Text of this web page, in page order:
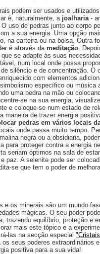
podem ser usados e
é, naturalmente, a joalharia -
uso de pedras junto ao corpo
a sua energia. Uma opção
na carteira ou na bolsa. Outra
é através da meditação .
se adapte às suas
num local onde possa
silêncio e de concentração. O
com elementos
específico ou música
uma pedra na mão ou
se na sua energia,
e coloque-se num estado de
maneira de trazer energia
pedras em vários locais
onde passa muito tempo.
negra ou a obsidiana,
para proteger contra a energia
seriam óptimos na sala de
paz. A selenite pode ser
se que tem o poder de
e os minerais são um mundo
mágicas. O seu poder
trazendo equilíbrio, proteção e
mais este tópico e a
las na secção especial
seus poderes extraordinários
positiva para a sua vida!